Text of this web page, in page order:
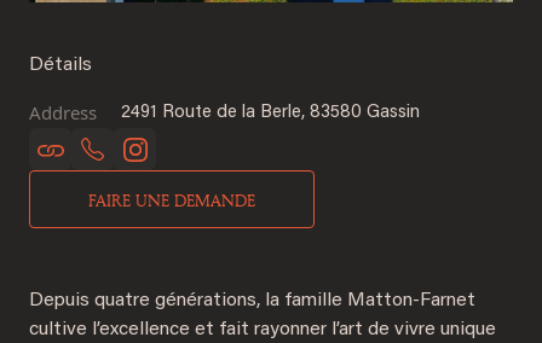
Détails
Address 2491 Route de la Berle, 83580 Gassin
FAIRE UNE DEMANDE
Depuis quatre générations, la famille Matton-Farnet
cultive l’excellence et fait rayonner l’art de vivre unique